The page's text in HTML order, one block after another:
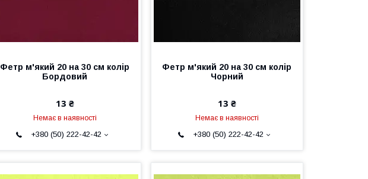
Фетр м'який 20 на 30 см колір
Бордовий
13 ₴
Немає в наявності
+380 (50) 222-42-42
Фетр м'який 20 на 30 см колір
Чорний
13 ₴
Немає в наявності
+380 (50) 222-42-42